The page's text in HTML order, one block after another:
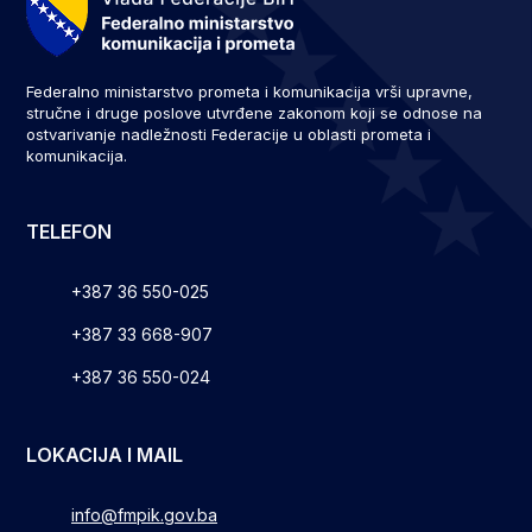
Federalno ministarstvo prometa i komunikacija vrši upravne,
stručne i druge poslove utvrđene zakonom koji se odnose na
ostvarivanje nadležnosti Federacije u oblasti prometa i
komunikacija.
TELEFON
+387 36 550-025
+387 33 668-907
+387 36 550-024
LOKACIJA I MAIL
info@fmpik.gov.ba